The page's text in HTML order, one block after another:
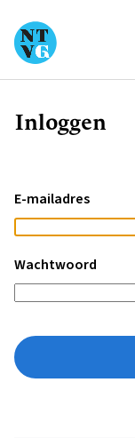
Kruimelpad
Inloggen
E-mailadres
Wachtwoord